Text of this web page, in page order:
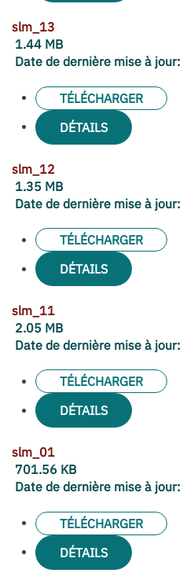
slm_13
1.44 MB
Date de dernière mise à jour:
TÉLÉCHARGER
DÉTAILS
slm_12
1.35 MB
Date de dernière mise à jour:
TÉLÉCHARGER
DÉTAILS
slm_11
2.05 MB
Date de dernière mise à jour:
TÉLÉCHARGER
DÉTAILS
slm_01
701.56 KB
Date de dernière mise à jour:
TÉLÉCHARGER
DÉTAILS